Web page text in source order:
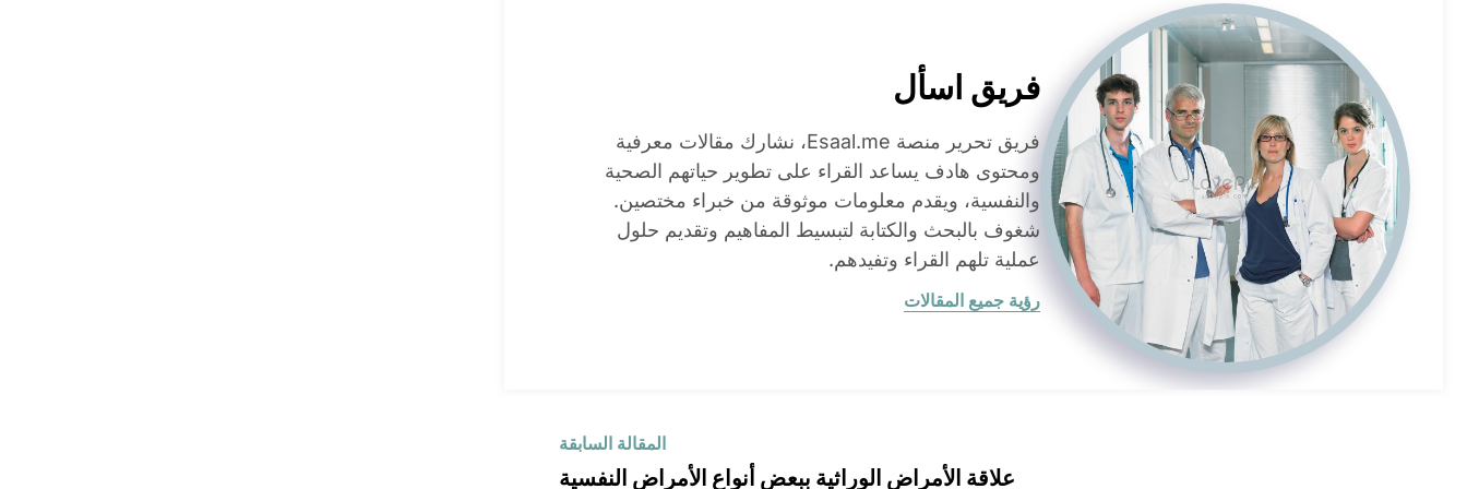
فريق اسأل
فريق تحرير منصة Esaal.me، نشارك مقالات معرفية
ومحتوى هادف يساعد القراء على تطوير حياتهم الصحية
والنفسية، ويقدم معلومات موثوقة من خبراء مختصين.
شغوف بالبحث والكتابة لتبسيط المفاهيم وتقديم حلول
عملية تلهم القراء وتفيدهم.
رؤية جميع المقالات
المقالة السابقة
علاقة الأمراض الوراثية ببعض أنواع الأمراض النفسية